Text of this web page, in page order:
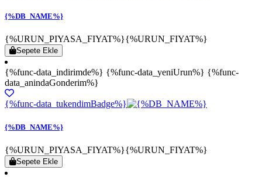
{%DB_NAME%}
{%URUN_PIYASA_FIYAT%}{%URUN_FIYAT%}
Sepete Ekle
{%func-data_indirimde%} {%func-data_yeniUrun%} {%func-
data_anindaGonderim%}
{%func-data_tukendimBadge%}
{%DB_NAME%}
{%URUN_PIYASA_FIYAT%}{%URUN_FIYAT%}
Sepete Ekle